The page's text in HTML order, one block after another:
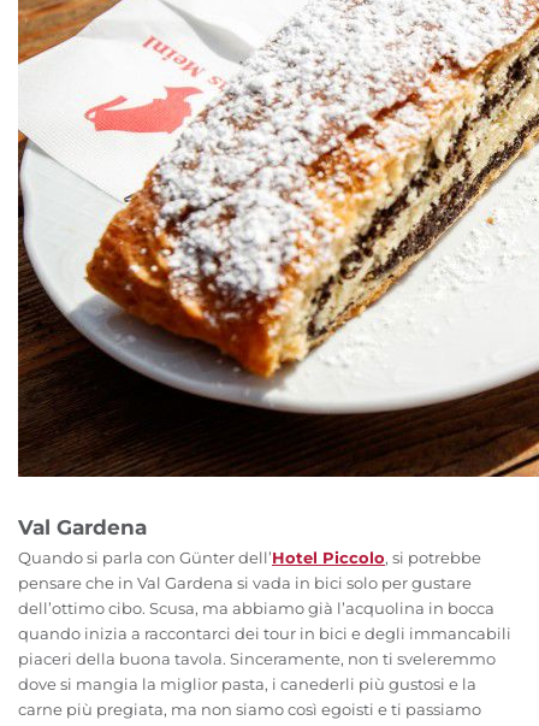
Val Gardena
Quando si parla con Günter dell’Hotel Piccolo, si potrebbe
pensare che in Val Gardena si vada in bici solo per gustare
dell’ottimo cibo. Scusa, ma abbiamo già l’acquolina in bocca
quando inizia a raccontarci dei tour in bici e degli immancabili
piaceri della buona tavola. Sinceramente, non ti sveleremmo
dove si mangia la miglior pasta, i canederli più gustosi e la
carne più pregiata, ma non siamo così egoisti e ti passiamo